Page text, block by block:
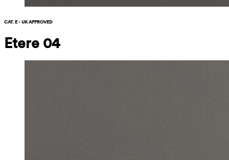
CAT. E - UK APPROVED
Etere 04